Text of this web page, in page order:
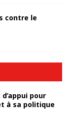
contre le
pour
à sa politique